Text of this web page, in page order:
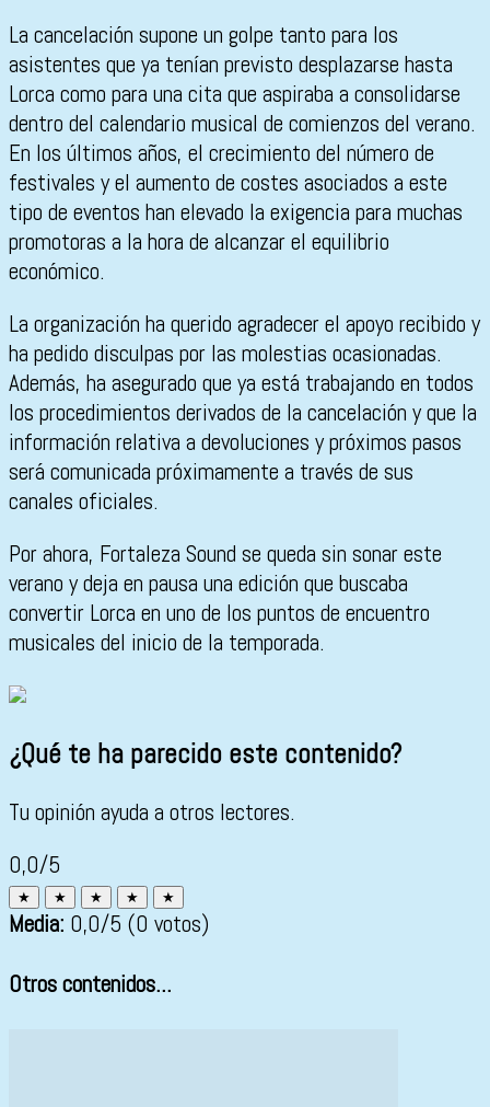
La cancelación supone un golpe tanto para los
asistentes que ya tenían previsto desplazarse hasta
Lorca como para una cita que aspiraba a consolidarse
dentro del calendario musical de comienzos del verano.
En los últimos años, el crecimiento del número de
festivales y el aumento de costes asociados a este
tipo de eventos han elevado la exigencia para muchas
promotoras a la hora de alcanzar el equilibrio
económico.
La organización ha querido agradecer el apoyo recibido y
ha pedido disculpas por las molestias ocasionadas.
Además, ha asegurado que ya está trabajando en todos
los procedimientos derivados de la cancelación y que la
información relativa a devoluciones y próximos pasos
será comunicada próximamente a través de sus
canales oficiales.
Por ahora, Fortaleza Sound se queda sin sonar este
verano y deja en pausa una edición que buscaba
convertir Lorca en uno de los puntos de encuentro
musicales del inicio de la temporada.
¿Qué te ha parecido este contenido?
Tu opinión ayuda a otros lectores.
0,0/5
★ ★ ★ ★ ★
Media: 0,0/5 (0 votos)
Otros contenidos...